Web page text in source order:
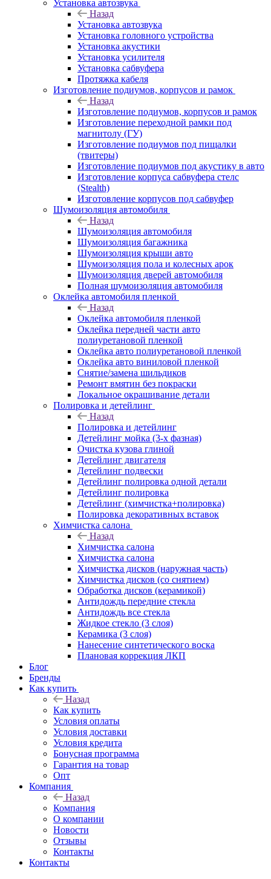
Установка автозвука
Назад
Установка автозвука
Установка головного устройства
Установка акустики
Установка усилителя
Установка сабвуфера
Протяжка кабеля
Изготовление подиумов, корпусов и рамок
Назад
Изготовление подиумов, корпусов и рамок
Изготовление переходной рамки под
магнитолу (ГУ)
Изготовление подиумов под пищалки
(твитеры)
Изготовление подиумов под акустику в авто
Изготовление корпуса сабвуфера стелс
(Stealth)
Изготовление корпусов под сабвуфер
Шумоизоляция автомобиля
Назад
Шумоизоляция автомобиля
Шумоизоляция багажника
Шумоизоляция крыши авто
Шумоизоляция пола и колесных арок
Шумоизоляция дверей автомобиля
Полная шумоизоляция автомобиля
Оклейка автомобиля пленкой
Назад
Оклейка автомобиля пленкой
Оклейка передней части авто
полиуретановой пленкой
Оклейка авто полиуретановой пленкой
Оклейка авто виниловой пленкой
Снятие/замена шильдиков
Ремонт вмятин без покраски
Локальное окрашивание детали
Полировка и детейлинг
Назад
Полировка и детейлинг
Детейлинг мойка (3-х фазная)
Очистка кузова глиной
Детейлинг двигателя
Детейлинг подвески
Детейлинг полировка одной детали
Детейлинг полировка
Детейлинг (химчистка+полировка)
Полировка декоративных вставок
Химчистка салона
Назад
Химчистка салона
Химчистка салона
Химчистка дисков (наружная часть)
Химчистка дисков (со снятием)
Обработка дисков (керамикой)
Антидождь передние стекла
Антидождь все стекла
Жидкое стекло (3 слоя)
Керамика (3 слоя)
Нанесение синтетического воска
Плановая коррекция ЛКП
Блог
Бренды
Как купить
Назад
Как купить
Условия оплаты
Условия доставки
Условия кредита
Бонусная программа
Гарантия на товар
Опт
Компания
Назад
Компания
О компании
Новости
Отзывы
Контакты
Контакты